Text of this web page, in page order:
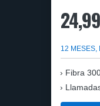
24,99
12 MESES,
Fibra